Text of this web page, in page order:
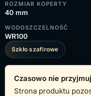
ROZMIAR KOPERTY
40 mm
WODOSZCZELNOŚĆ
WR100
Szkło szafirowe
Czasowo nie
Strona produktu